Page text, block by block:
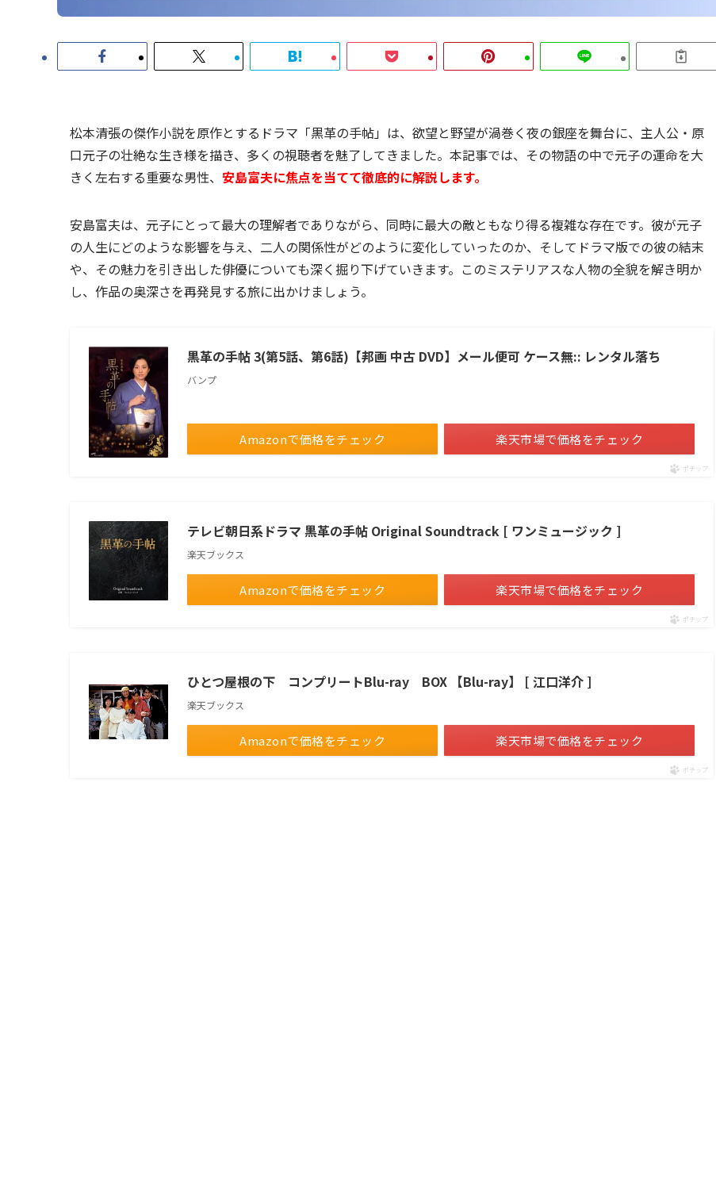
松本清張の傑作小説を原作とするドラマ「黒革の手帖」は、欲望と野望が渦巻く夜の銀座を舞台に、主人公・原
口元子の壮絶な生き様を描き、多くの視聴者を魅了してきました。本記事では、その物語の中で元子の運命を大
きく左右する重要な男性、 安島富夫に焦点を当てて徹底的に解説します。
安島富夫は、元子にとって最大の理解者でありながら、同時に最大の敵ともなり得る複雑な存在です。彼が元子
の人生にどのような影響を与え、二人の関係性がどのように変化していったのか、そしてドラマ版での彼の結末
や、その魅力を引き出した俳優についても深く掘り下げていきます。このミステリアスな人物の全貌を解き明か
し、作品の奥深さを再発見する旅に出かけましょう。
黒革の手帖 3(第5話、第6話)【邦画 中古 DVD】メール便可 ケース無:: レンタル落ち
バンプ
Amazonで価格をチェック 楽天市場で価格をチェック
ポチップ
テレビ朝日系ドラマ 黒革の手帖 Original Soundtrack [ ワンミュージック ]
楽天ブックス
Amazonで価格をチェック 楽天市場で価格をチェック
ポチップ
ひとつ屋根の下 コンプリートBlu-ray BOX 【Blu-ray】 [ 江口洋介 ]
楽天ブックス
Amazonで価格をチェック 楽天市場で価格をチェック
ポチップ